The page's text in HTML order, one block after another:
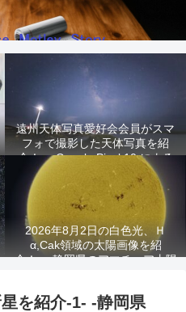
遠州天体写真愛好会会員がスマ
フォで撮影した天体写真を紹
介！ -Google Pixel 10 による
星景写真-
2026年8月2日の白色光、Ｈ
α,Cak領域の太陽画像を紹
介！ -静岡県のアマチュア太陽
を紹介-1- -静岡県